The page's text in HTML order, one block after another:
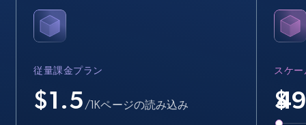
Name, URL, ID, Cb rank, Region, About,
Industries, Operating status, and more.
従量課金プラン
$1.5 /1Kページの読み込み
スケー
$